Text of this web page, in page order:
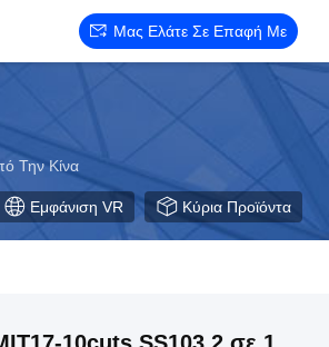
Μας Ελάτε Σε Επαφή Με
Την Κίνα
Εμφάνιση VR Κύρια Προϊόντα